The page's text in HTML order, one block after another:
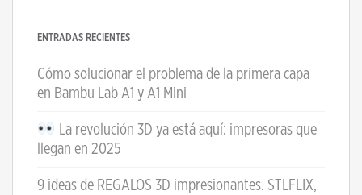
ENTRADAS RECIENTES
Cómo solucionar el problema de la primera capa
en Bambu Lab A1 y A1 Mini
La revolución 3D ya está aquí: impresoras que
llegan en 2025
9 ideas de REGALOS 3D impresionantes. STLFLIX,